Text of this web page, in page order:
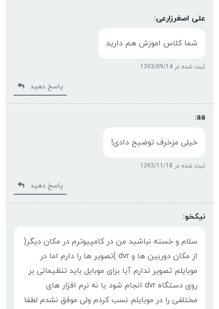
علی اصغرزارعی:
شما کلاس اموزش هم دارید
ثبت شده در 1393/09/14
پاسخ دهید
aa:
خیلی مزخرف توضیح دادی!
ثبت شده در 1393/11/18
پاسخ دهید
نیکخو:
سلام و خسته نباشید من در کامپیوترم در مکان دیگر(
از مکان دوربین ها و dvr )تصویر ها را دارم اما در
موبایلم تصویر ندارم آیا برای موبایل باید تنظیماتی بر
روی دستگاه dvr انجام شود یا نه نرم افزار های
مختلفی را در موبایلم نسب کردم ولی موفق نشدم لطفا